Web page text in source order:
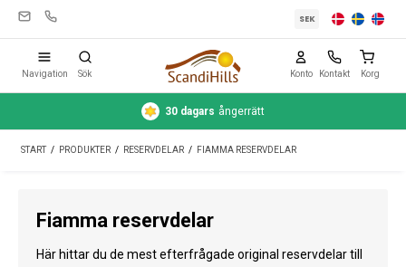
Tält
SEK
Navigation Sök Konto Kontakt Korg
Säker betalning med kort eller Swish
START / PRODUKTER / RESERVDELAR / FIAMMA RESERVDELAR
Fiamma reservdelar
Här hittar du de mest efterfrågade original reservdelar till